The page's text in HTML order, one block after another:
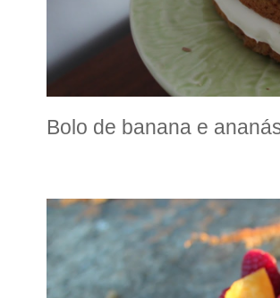
Bolo de banana e